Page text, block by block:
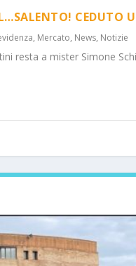
CEDUTO
, Mercato, News, Notizie
resta a mister Simone